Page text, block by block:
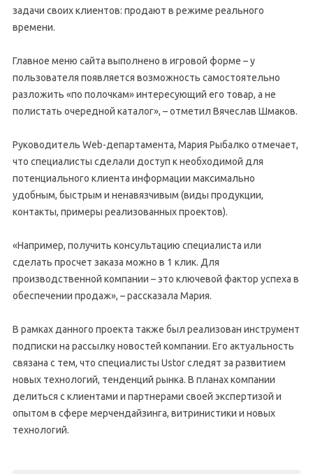
задачи своих клиентов: продают в режиме реального
времени.
Главное меню сайта выполнено в игровой форме – у
пользователя появляется возможность самостоятельно
разложить «по полочкам» интересующий его товар, а не
полистать очередной каталог», – отметил Вячеслав Шмаков.
Руководитель Web-департамента, Мария Рыбалко отмечает,
что специалисты сделали доступ к необходимой для
потенциального клиента информации максимально
удобным, быстрым и ненавязчивым (виды продукции,
контакты, примеры реализованных проектов).
«Например, получить консультацию специалиста или
сделать просчет заказа можно в 1 клик. Для
производственной компании – это ключевой фактор успеха в
обеспечении продаж», – рассказала Мария.
В рамках данного проекта также был реализован инструмент
подписки на рассылку новостей компании. Его актуальность
связана с тем, что специалисты Ustor следят за развитием
новых технологий, тенденций рынка. В планах компании
делиться с клиентами и партнерами своей экспертизой и
опытом в сфере мерчендайзинга, витринистики и новых
технологий.